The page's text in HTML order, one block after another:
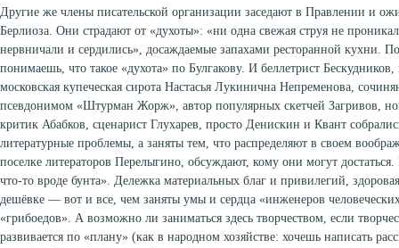
Другие же члены писательской организации заседают в Правлении и
Берлиоза. Они страдают от «духоты»: «ни одна свежая струя не
нервничали и сердились», досаждаемые запахами ресторанной кухни.
понимаешь, что такое «духота» по Булгакову. И беллетрист
московская купеческая сирота Настасья Лукинична Непременова,
псевдонимом «Штурман Жорж», автор популярных скетчей Загривов,
критик Абабков, сценарист Глухарев, просто Денискин и Квант
литературные проблемы, а заняты тем, что распределяют в своем
поселке литераторов Перелыгино, обсуждают, кому они могут
что-то вроде бунта». Дележка материальных благ и привилегий,
дешёвке — вот и все, чем заняты умы и сердца «инженеров
«грибоедов». А возможно ли заниматься здесь творчеством, если
развивается по «плану» (как в народном хозяйстве: хочешь написать